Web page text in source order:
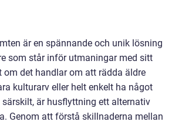
är en spännande och unik lösning
som står inför utmaningar med sitt
om det handlar om att rädda äldre
kulturarv eller helt enkelt ha något
är husflyttning ett alternativ
Genom att förstå skillnaderna mellan